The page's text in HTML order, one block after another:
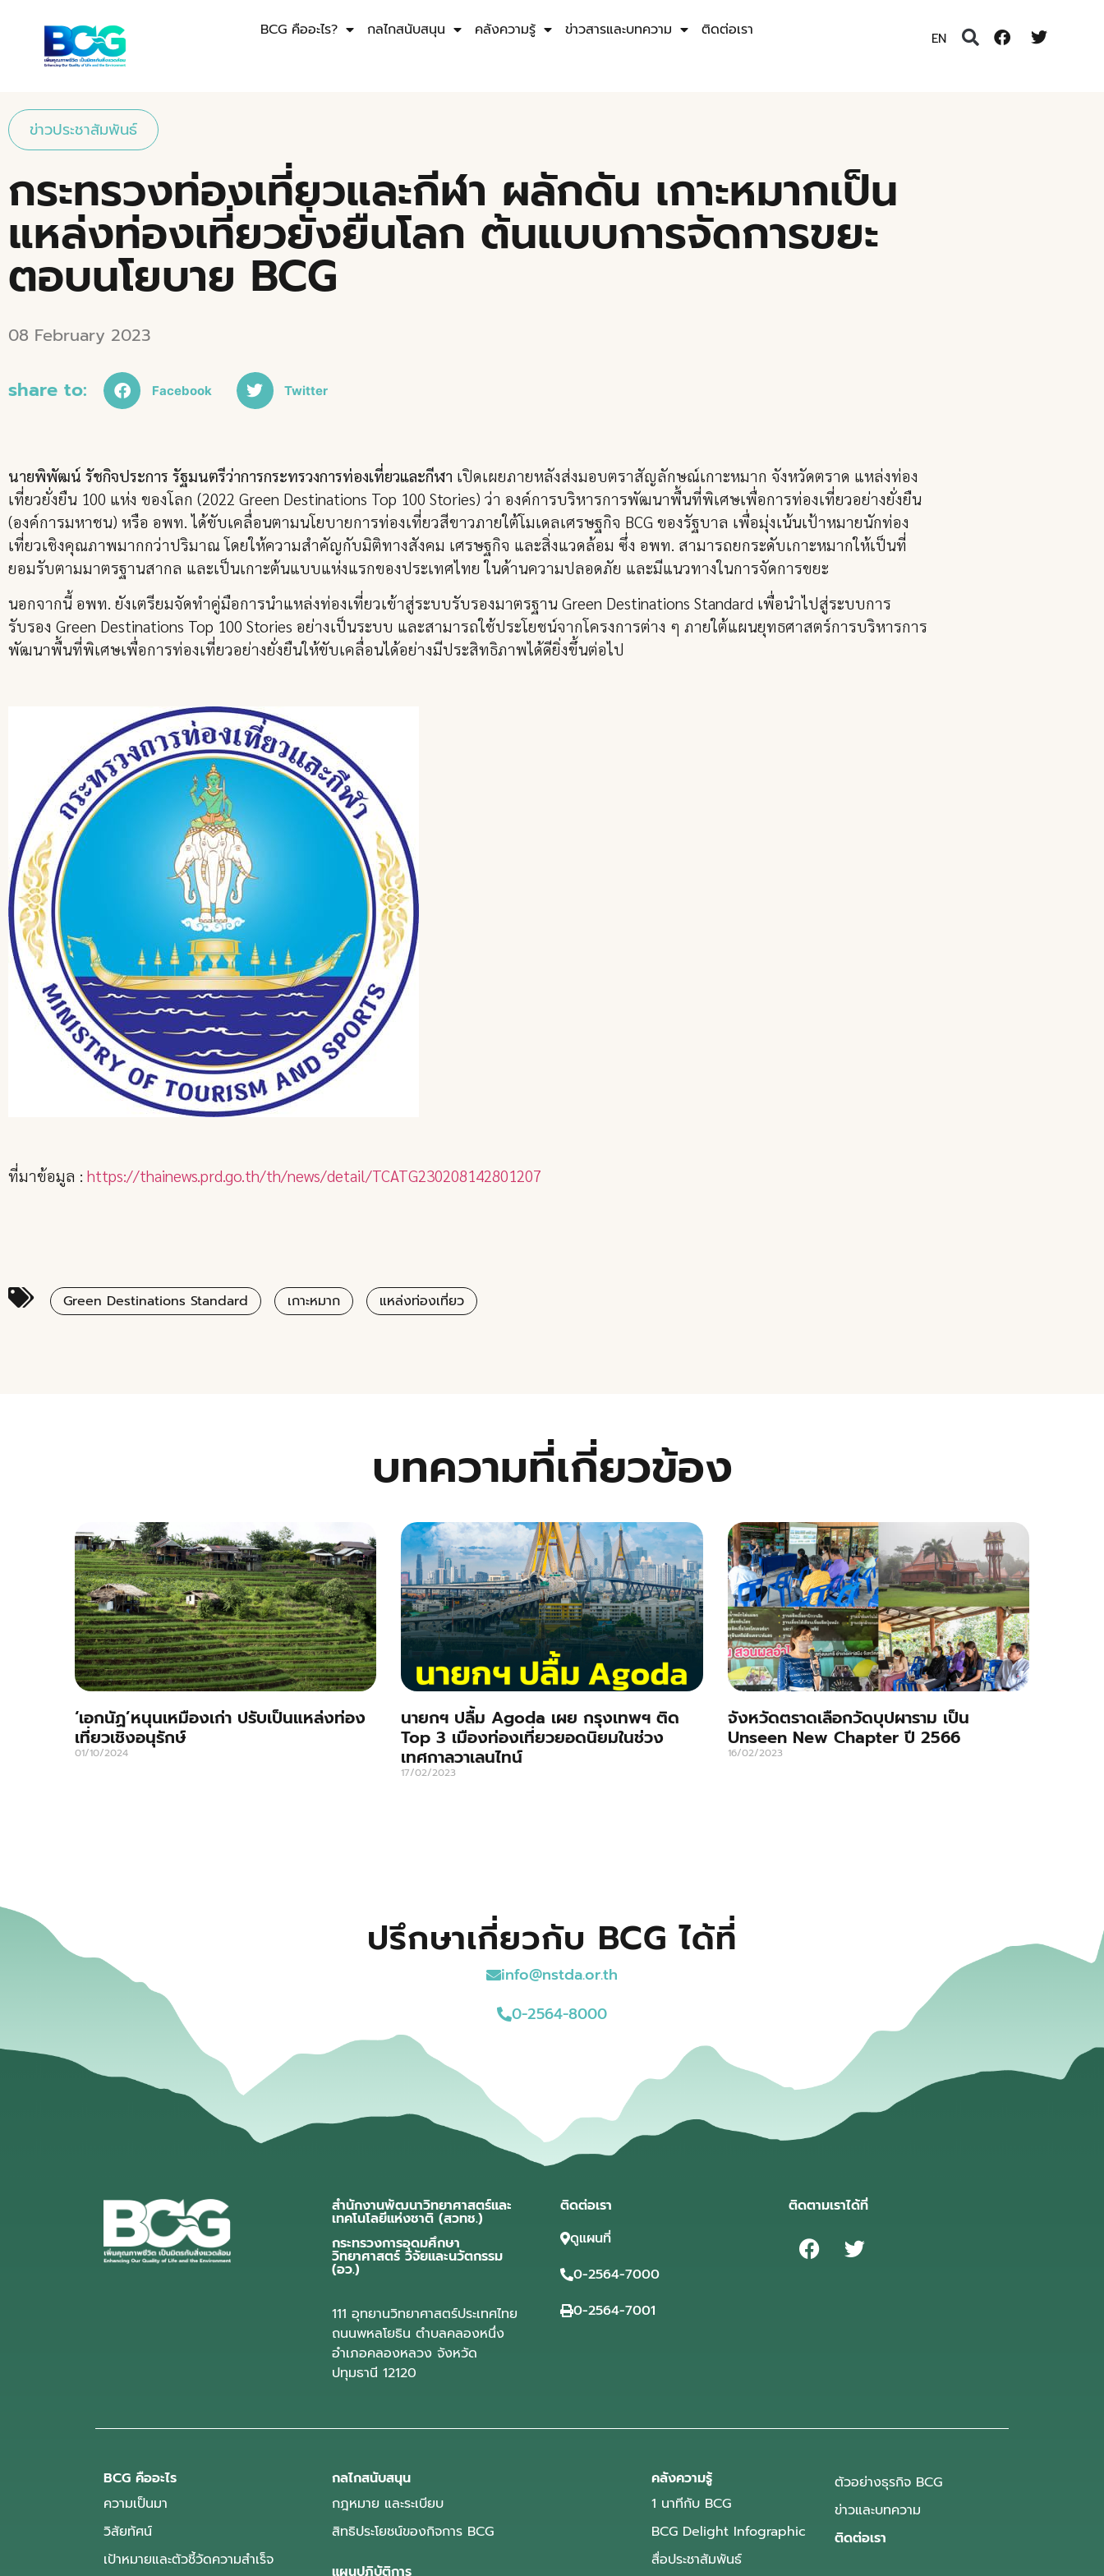
BCG คืออะไร? กลไกสนับสนุน คลังความรู้ ข่าวสารและบทความ ติดต่อเรา EN
ข่าวประชาสัมพันธ์
กระทรวงท่องเที่ยวและกีฬา ผลักดัน เกาะหมากเป็น
แหล่งท่องเที่ยวยั่งยืนโลก ต้นแบบการจัดการขยะ
ตอบนโยบาย BCG
08 February 2023
share to: Facebook Twitter
นายพิพัฒน์ รัชกิจประการ รัฐมนตรีว่าการกระทรวงการท่องเที่ยวและกีฬา เปิดเผยภายหลังส่งมอบตราสัญลักษณ์เกาะหมาก จังหวัดตราด แหล่งท่อง
เที่ยวยั่งยืน 100 แห่ง ของโลก (2022 Green Destinations Top 100 Stories) ว่า องค์การบริหารการพัฒนาพื้นที่พิเศษเพื่อการท่องเที่ยวอย่างยั่งยืน
(องค์การมหาชน) หรือ อพท. ได้ขับเคลื่อนตามนโยบายการท่องเที่ยวสีขาวภายใต้โมเดลเศรษฐกิจ BCG ของรัฐบาล เพื่อมุ่งเน้นเป้าหมายนักท่อง
เที่ยวเชิงคุณภาพมากกว่าปริมาณ โดยให้ความสำคัญกับมิติทางสังคม เศรษฐกิจ และสิ่งแวดล้อม ซึ่ง อพท. สามารถยกระดับเกาะหมากให้เป็นที่
ยอมรับตามมาตรฐานสากล และเป็นเกาะต้นแบบแห่งแรกของประเทศไทย ในด้านความปลอดภัย และมีแนวทางในการจัดการขยะ
นอกจากนี้ อพท. ยังเตรียมจัดทำคู่มือการนำแหล่งท่องเที่ยวเข้าสู่ระบบรับรองมาตรฐาน Green Destinations Standard เพื่อนำไปสู่ระบบการ
รับรอง Green Destinations Top 100 Stories อย่างเป็นระบบ และสามารถใช้ประโยชน์จากโครงการต่าง ๆ ภายใต้แผนยุทธศาสตร์การบริหารการ
พัฒนาพื้นที่พิเศษเพื่อการท่องเที่ยวอย่างยั่งยืนให้ขับเคลื่อนได้อย่างมีประสิทธิภาพได้ดียิ่งขึ้นต่อไป
ที่มาข้อมูล : https://thainews.prd.go.th/th/news/detail/TCATG230208142801207
Green Destinations Standard เกาะหมาก แหล่งท่องเที่ยว
บทความที่เกี่ยวข้อง
‘เอกนัฏ’หนุนเหมืองเก่า ปรับเป็นแหล่งท่อง
เที่ยวเชิงอนุรักษ์
01/10/2024
นายกฯ ปลื้ม Agoda เผย กรุงเทพฯ ติด
Top 3 เมืองท่องเที่ยวยอดนิยมในช่วง
เทศกาลวาเลนไทน์
17/02/2023
จังหวัดตราดเลือกวัดบุปผาราม เป็น
Unseen New Chapter ปี 2566
16/02/2023
ปรึกษาเกี่ยวกับ BCG ได้ที่
info@nstda.or.th
0-2564-8000
สำนักงานพัฒนาวิทยาศาสตร์และ
เทคโนโลยีแห่งชาติ (สวทช.)
กระทรวงการอุดมศึกษา
วิทยาศาสตร์ วิจัยและนวัตกรรม
(อว.)
111 อุทยานวิทยาศาสตร์ประเทศไทย
ถนนพหลโยธิน ตำบลคลองหนึ่ง
อำเภอคลองหลวง จังหวัด
ปทุมธานี 12120
ติดต่อเรา
ดูแผนที่
0-2564-7000
0-2564-7001
ติดตามเราได้ที่
BCG คืออะไร
ความเป็นมา
วิสัยทัศน์
เป้าหมายและตัวชี้วัดความสำเร็จ
กลไกสนับสนุน
กฎหมาย และระเบียบ
สิทธิประโยชน์ของกิจการ BCG
แผนปฏิบัติการ
คลังความรู้
1 นาทีกับ BCG
BCG Delight Infographic
สื่อประชาสัมพันธ์
ตัวอย่างธุรกิจ BCG
ข่าวและบทความ
ติดต่อเรา